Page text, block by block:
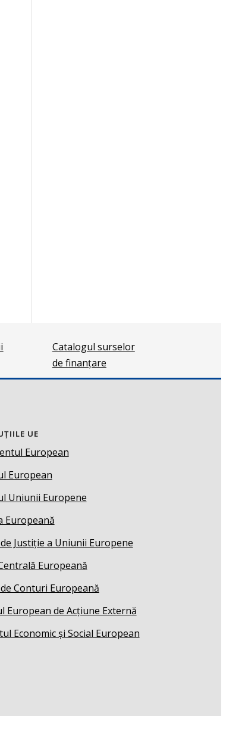
Catalogul surselor
de finanțare
UE
European
European
Uniunii Europene
Europeană
Justiție a Uniunii Europene
Europeană
Conturi Europeană
European de Acțiune Externă
Economic și Social European